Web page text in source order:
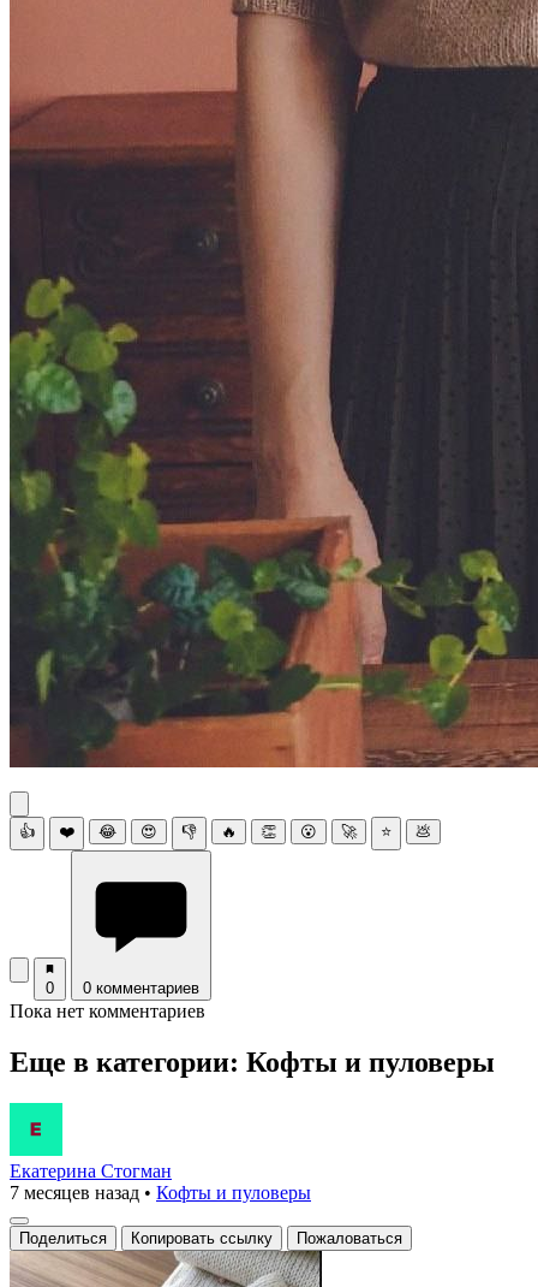
👍 ❤️ 😂 😍 👎 🔥 👏 😮 🚀 ⭐ 💩
0 0 комментариев
Пока нет комментариев
Еще в категории: Кофты и пуловеры
Екатерина Стогман
7 месяцев назад • Кофты и пуловеры
Поделиться Копировать ссылку Пожаловаться